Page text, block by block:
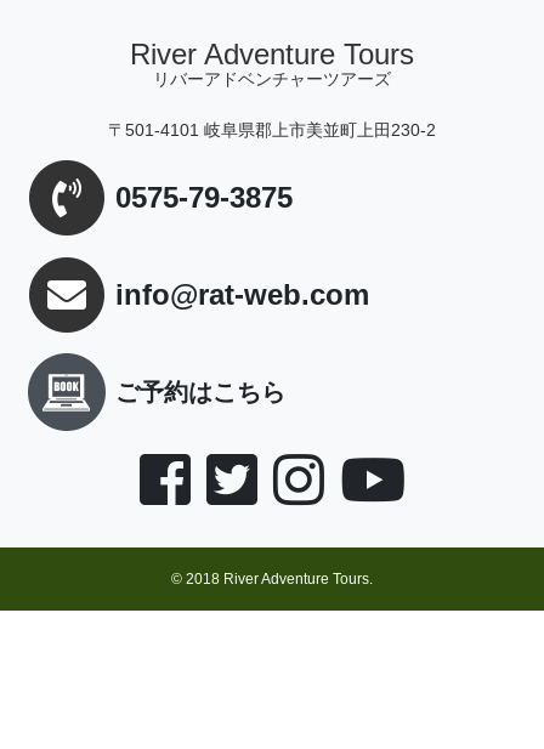
River Adventure Tours
リバーアドベンチャーツアーズ
〒501-4101 岐阜県郡上市美並町上田230-2
0575-79-3875
info@rat-web.com
ご予約はこちら
© 2018 River Adventure Tours.